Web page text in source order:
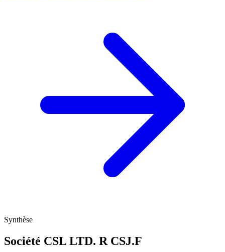
Synthèse
Société CSL LTD. R CSJ.F